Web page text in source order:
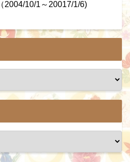
（2004/10/1～20017/1/6)